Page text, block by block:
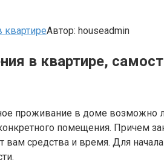
Автор: houseadmin
в квартире,
проживание в доме возможно
помещения. Причем
вам средства и время. Для